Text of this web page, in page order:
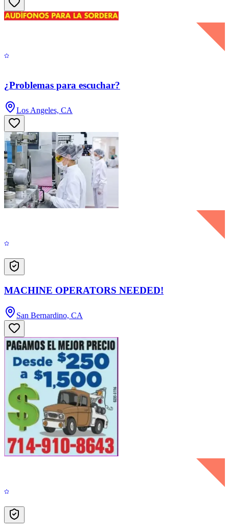
¿Problemas para escuchar?
Los Angeles, CA
MACHINE OPERATORS NEEDED!
San Bernardino, CA